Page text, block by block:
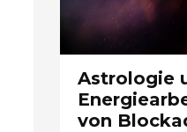
Astrologie
von